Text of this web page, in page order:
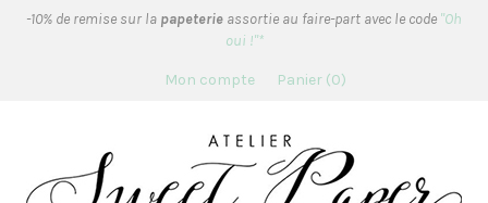
-10% de remise sur la papeterie assortie au faire-part avec le code "Oh
oui !"*
Mon compte Panier 0